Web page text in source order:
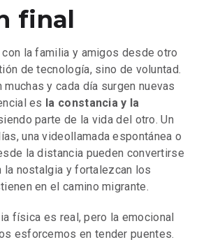
final
la familia y amigos desde otro
de tecnología, sino de voluntad.
y cada día surgen nuevas
es la constancia y la
parte de la vida del otro. Un
una videollamada espontánea o
la distancia pueden convertirse
nostalgia y fortalezcan los
en el camino migrante.
física es real, pero la emocional
esforcemos en tender puentes.